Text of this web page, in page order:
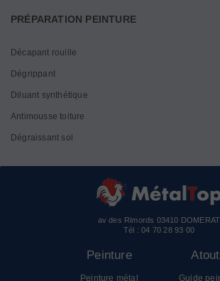
PRÉPARATION PEINTURE
Décapant rouille
Dégrippant
Diluant synthétique
Antimousse toiture
Dégraissant sol
av des Rimords 03410 DOMERAT
Tél :04 70 28 93 00
Peinture
Peinture métal Guide